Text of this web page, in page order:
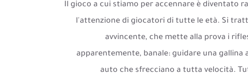
Il gioco a cui stiamo per accennare è diventato
l'attenzione di giocatori di tutte le età. Si
avvincente, che mette alla prova i
apparentemente, banale: guidare una
auto che sfrecciano a tutta velocità.